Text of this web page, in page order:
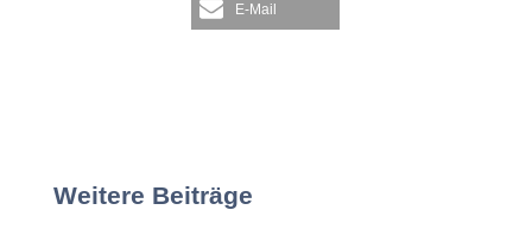
E-Mail
Weitere Beiträge